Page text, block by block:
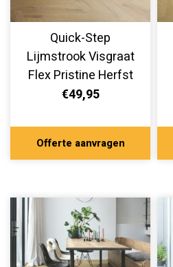
Quick-Step
Lijmstrook Visgraat
Flex Pristine Herfst
Eik Bruin
€49,95
Offerte aanvragen